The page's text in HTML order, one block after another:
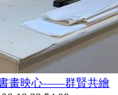
書畫映心——群賢共繪